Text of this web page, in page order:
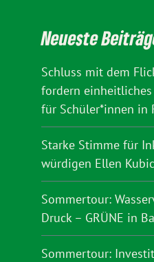
Neueste
Schluss mit dem
fordern
für Schüler*innen in
Starke Stimme für
würdigen Ellen
Sommertour:
Druck – GRÜNE in
Sommertour: